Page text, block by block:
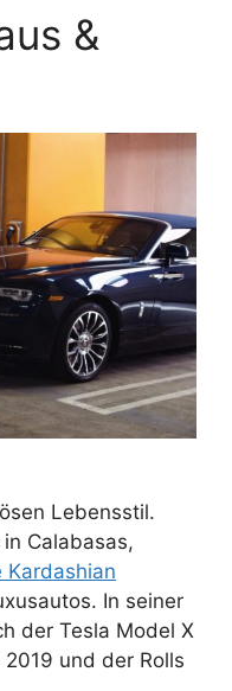
&
Lebensstil.
Calabasas,
Kardashian
In seiner
der Tesla Model X
und der Rolls